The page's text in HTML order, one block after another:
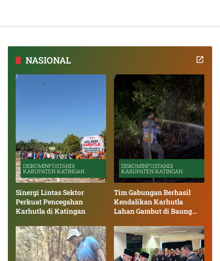
NASIONAL
DISKOMINFOSTANDI
KABUPATEN KATINGAN
Sinergi Lintas Sektor
Perkuat Pencegahan
Karhutla di Katingan
DISKOMINFOSTANDI
KABUPATEN KATINGAN
Tim Gabungan Berhasil
Kendalikan Karhutla
Lahan Gambut di Baung